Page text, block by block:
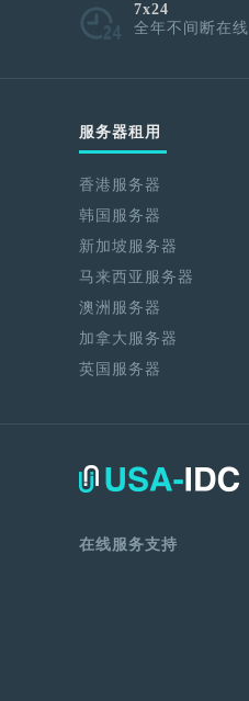
7x24
全年不间断在线
服务器租用
香港服务器
韩国服务器
新加坡服务器
马来西亚服务器
澳洲服务器
加拿大服务器
英国服务器
在线服务支持